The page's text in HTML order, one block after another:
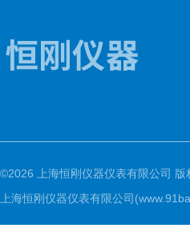
©2026 上海恒刚仪器仪表有限公司 版
上海恒刚仪器仪表有限公司